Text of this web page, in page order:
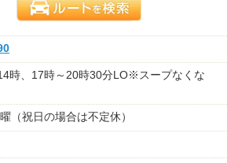
時、17時～20時30分LO※スープなくな
（祝日の場合は不定休）